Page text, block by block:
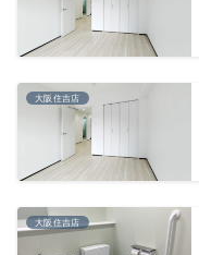
大阪住吉店
大阪住吉店